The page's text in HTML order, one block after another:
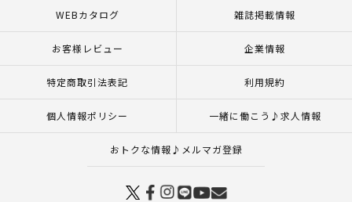
WEBカタログ 雑誌掲載情報
お客様レビュー 企業情報
特定商取引法表記 利用規約
個人情報ポリシー 一緒に働こう♪求人情報
おトクな情報♪メルマガ登録